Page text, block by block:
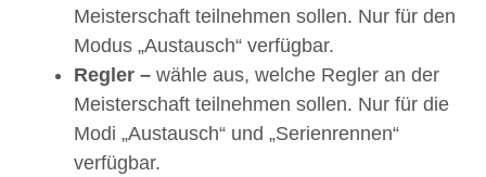
Meisterschaft teilnehmen sollen. Nur für den
Modus „Austausch“ verfügbar.
Regler – wähle aus, welche Regler an der
Meisterschaft teilnehmen sollen. Nur für die
Modi „Austausch“ und „Serienrennen“
verfügbar.